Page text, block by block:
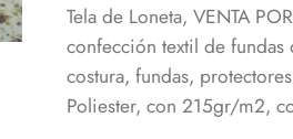
Tela de Loneta, VENTA
confección textil de
costura, fundas,
Poliester, con 215gr/m2,